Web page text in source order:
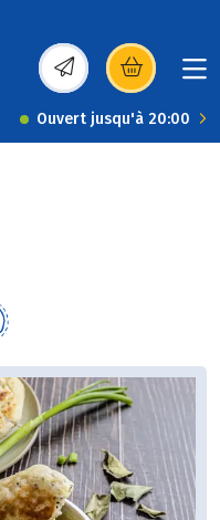
(s’ouvre dans une
Ouvert jusqu'à 20:00